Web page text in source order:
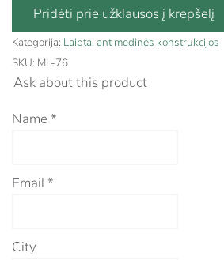
Kategorija: Laiptai ant medinės konstrukcijos
SKU: ML-76
Ask about this product
Name *
Email *
City